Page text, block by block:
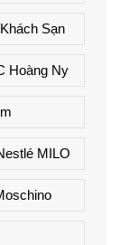
Khách Sạn
Hoàng Ny
MILO